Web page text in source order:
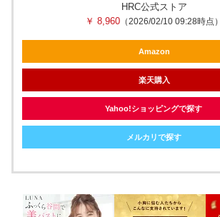
HRC公式ストア
￥ 8,960 （2026/02/10 09:28時点）
Amazon
楽天購入
Yahoo!ショッピングで探す
メルカリで探す